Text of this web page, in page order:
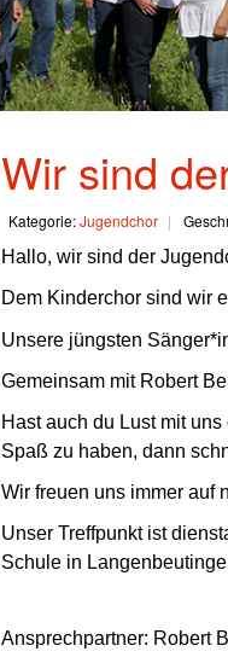
Wir sind
Kategorie:Jugendchor
Hallo, wir sind der
Dem Kinderchor sind wir
Unsere jüngsten
Gemeinsam mitRobert
Hast auch du Lust mit
Spaß zu haben, dann
Wir freuen uns immer auf
Unser Treffpunkt ist
Schule in
Ansprechpartner: Robert